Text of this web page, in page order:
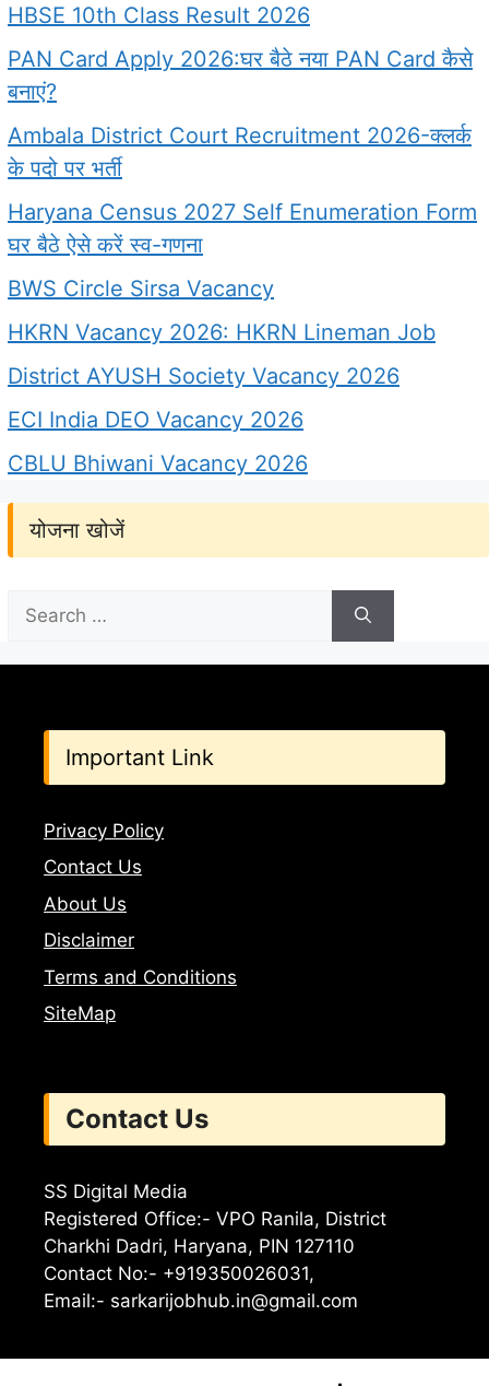
HBSE 10th Class Result 2026
PAN Card Apply 2026:घर बैठे नया PAN Card कैसे
बनाएं?
Ambala District Court Recruitment 2026-क्लर्क
के पदो पर भर्ती
Haryana Census 2027 Self Enumeration Form
घर बैठे ऐसे करें स्व-गणना
BWS Circle Sirsa Vacancy
HKRN Vacancy 2026: HKRN Lineman Job
District AYUSH Society Vacancy 2026
ECI India DEO Vacancy 2026
CBLU Bhiwani Vacancy 2026
योजना खोजें
for:
Important Link
Privacy Policy
Contact Us
About Us
Disclaimer
Terms and Conditions
SiteMap
Contact Us
SS Digital Media
Registered Office:- VPO Ranila, District
Charkhi Dadri, Haryana, PIN 127110
Contact No:- +919350026031,
Email:- sarkarijobhub.in@gmail.com